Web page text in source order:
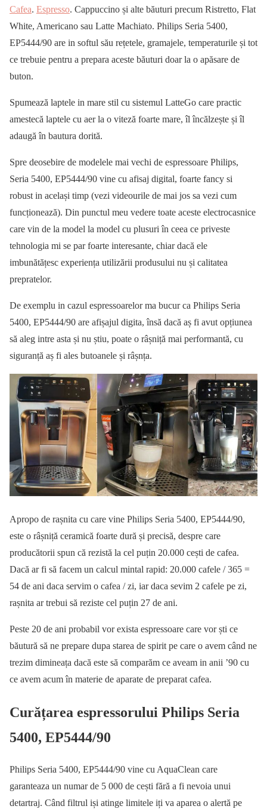
Cafea. Espresso. Cappuccino și alte băuturi precum Ristretto, Flat
White, Americano sau Latte Machiato. Philips Seria 5400,
EP5444/90 are in softul său rețetele, gramajele, temperaturile și tot
ce trebuie pentru a prepara aceste băuturi doar la o apăsare de
buton.
Spumează laptele in mare stil cu sistemul LatteGo care practic
amestecă laptele cu aer la o viteză foarte mare, îl încălzește și îl
adaugă în bautura dorită.
Spre deosebire de modelele mai vechi de espressoare Philips,
Seria 5400, EP5444/90 vine cu afisaj digital, foarte fancy si
robust in același timp (vezi videourile de mai jos sa vezi cum
funcționează). Din punctul meu vedere toate aceste electrocasnice
care vin de la model la model cu plusuri în ceea ce priveste
tehnologia mi se par foarte interesante, chiar dacă ele
imbunătățesc experiența utilizării produsului nu și calitatea
prepratelor.
De exemplu in cazul espressoarelor ma bucur ca Philips Seria
5400, EP5444/90 are afișajul digita, însă dacă aș fi avut opțiunea
să aleg intre asta și nu știu, poate o râșniță mai performantă, cu
siguranță aș fi ales butoanele și râșnța.
Apropo de rașnita cu care vine Philips Seria 5400, EP5444/90,
este o râșniță ceramică foarte dură și precisă, despre care
producătorii spun că rezistă la cel puțin 20.000 cești de cafea.
Dacă ar fi să facem un calcul mintal rapid: 20.000 cafele / 365 =
54 de ani daca servim o cafea / zi, iar daca sevim 2 cafele pe zi,
rașnita ar trebui să reziste cel puțin 27 de ani.
Peste 20 de ani probabil vor exista espressoare care vor ști ce
băutură să ne prepare dupa starea de spirit pe care o avem când ne
trezim dimineața dacă este să comparăm ce aveam in anii ’90 cu
ce avem acum în materie de aparate de preparat cafea.
Curățarea espressorului Philips Seria
5400, EP5444/90
Philips Seria 5400, EP5444/90 vine cu AquaClean care
garanteaza un numar de 5 000 de cești fără a fi nevoia unui
detartraj. Când filtrul iși atinge limitele iți va aparea o alertă pe